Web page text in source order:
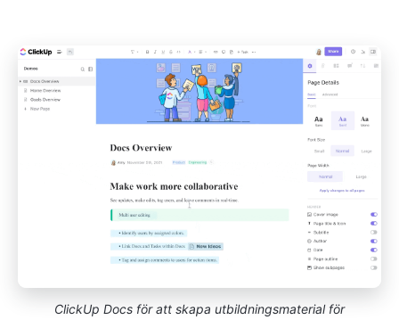
ClickUp Docs för att skapa utbildningsmaterial för